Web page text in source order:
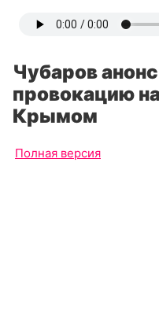
Чубаров
провокацию
Крымом
Полная версия